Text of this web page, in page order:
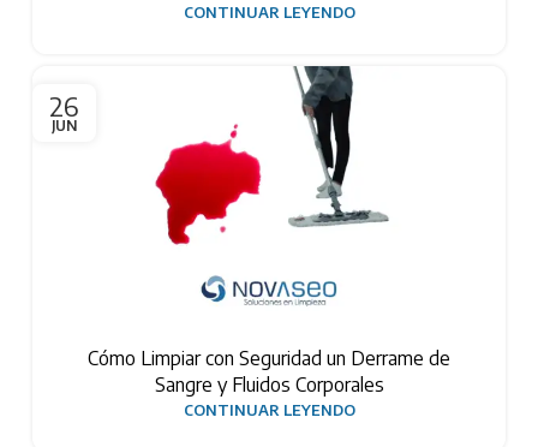
CONTINUAR LEYENDO
26
JUN
Cómo Limpiar con Seguridad un Derrame de
Sangre y Fluidos Corporales
CONTINUAR LEYENDO